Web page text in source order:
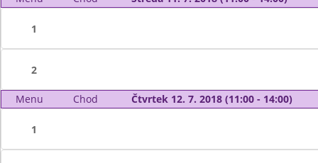
1
2
Menu Chod Čtvrtek 12. 7. 2018 (11:00 - 14:00)
1